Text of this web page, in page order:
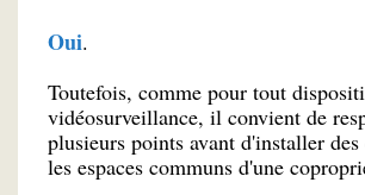
Oui.
Toutefois, comme pour tout
vidéosurveillance, il convient de
plusieurs points avant d'installer des
les espaces communs d'une